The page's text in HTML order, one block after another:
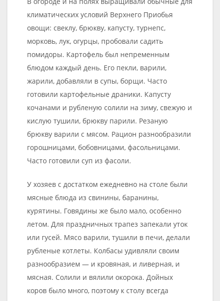
климатических условий Верхнего Приобья
овощи: свеклу, брюкву, капусту, турнепс,
морковь, лук, огурцы, пробовали садить
помидоры. Картофель был непременным
блюдом каждый день. Его пекли, варили,
жарили, добавляли в супы, борщи. Часто
готовили картофельные драники. Капусту
кочанами и рубленую солили на зиму, свежую и
кислую тушили, брюкву парили. Резаную
брюкву варили с мясом. Рацион разнообразили
горошницами, бобовницами, фасольницами.
Часто готовили суп из фасоли.
У хозяев с достатком ежедневно на столе были
мясные блюда из свинины, баранины,
курятины. Говядины же было мало, особенно
летом. Для праздничных трапез запекали уток
или гусей. Мясо варили, тушили в печи, делали
рубленые котлеты. Колбасы удивляли своим
разнообразием — и кровяная, и ливерная, и
мясная. Солили и вялили окорока. Дойных
коров было много, поэтому к столу всегда